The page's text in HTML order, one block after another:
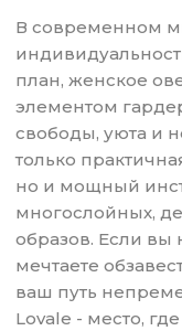
В современном
план, женское
элементом
свободы, уюта и
только
но и мощный
многослойных,
образов. Если вы
мечтаете
ваш путь
Lovale - место,